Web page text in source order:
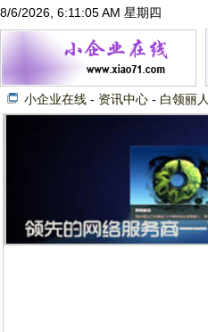
8/6/2026, 6:11:06 AM 星期四
小企业在线 - 资讯中心 - 白领丽人